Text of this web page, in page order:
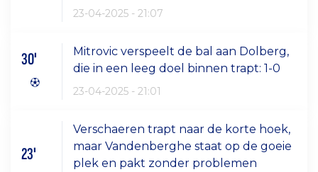
23-04-2025 - 21:07
30'
Mitrovic verspeelt de bal aan Dolberg,
die in een leeg doel binnen trapt: 1-0
23-04-2025 - 21:01
23'
Verschaeren trapt naar de korte hoek,
maar Vandenberghe staat op de goeie
plek en pakt zonder problemen